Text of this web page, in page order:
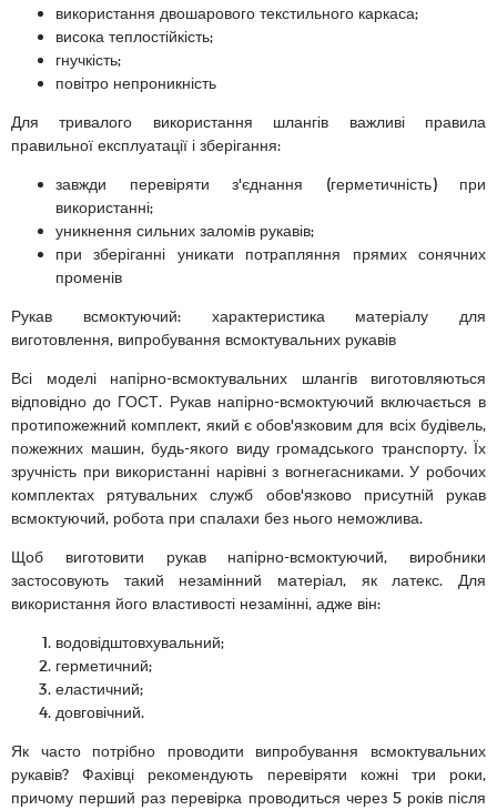
використання двошарового текстильного каркаса;
висока теплостійкість;
гнучкість;
повітро непроникність
Для тривалого використання шлангів важливі правила
правильної експлуатації і зберігання:
завжди перевіряти з'єднання (герметичність) при
використанні;
уникнення сильних заломів рукавів;
при зберіганні уникати потрапляння прямих сонячних
променів
Рукав всмоктуючий: характеристика матеріалу для
виготовлення, випробування всмоктувальних рукавів
Всі моделі напірно-всмоктувальних шлангів виготовляються
відповідно до ГОСТ. Рукав напірно-всмоктуючий включається в
протипожежний комплект, який є обов'язковим для всіх будівель,
пожежних машин, будь-якого виду громадського транспорту. Їх
зручність при використанні нарівні з вогнегасниками. У робочих
комплектах рятувальних служб обов'язково присутній рукав
всмоктуючий, робота при спалахи без нього неможлива.
Щоб виготовити рукав напірно-всмоктуючий, виробники
застосовують такий незамінний матеріал, як латекс. Для
використання його властивості незамінні, адже він:
водовідштовхувальний;
герметичний;
еластичний;
довговічний.
Як часто потрібно проводити випробування всмоктувальних
рукавів? Фахівці рекомендують перевіряти кожні три роки,
причому перший раз перевірка проводиться через 5 років після